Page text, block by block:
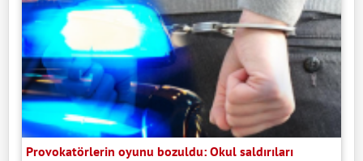
Provokatörlerin oyunu bozuldu: Okul saldırıları